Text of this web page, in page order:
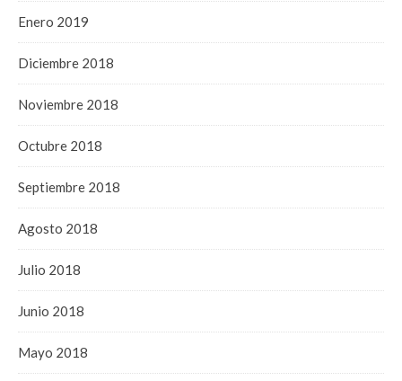
Enero 2019
Diciembre 2018
Noviembre 2018
Octubre 2018
Septiembre 2018
Agosto 2018
Julio 2018
Junio 2018
Mayo 2018